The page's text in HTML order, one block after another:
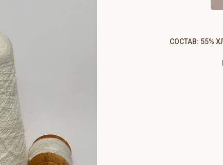
СОСТАВ: 55%